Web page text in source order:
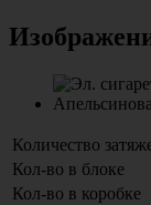
Количество
Кол-во в блоке
Кол-во в коробке